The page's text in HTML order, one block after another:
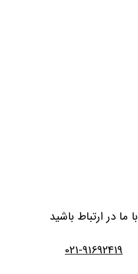
021-91692419
با ما در ارتباط باشید